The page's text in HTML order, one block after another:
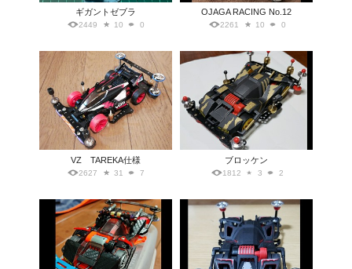
ギガントゼブラ
2449 10 0
OJAGA RACING No.12
2261 10 0
VZ TAREKA仕様
2627 31 7
ブロッケン
1812 3 2